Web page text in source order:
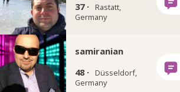
37 ·
Rastatt,
Germany
samiranian
48 ·
Düsseldorf,
Germany